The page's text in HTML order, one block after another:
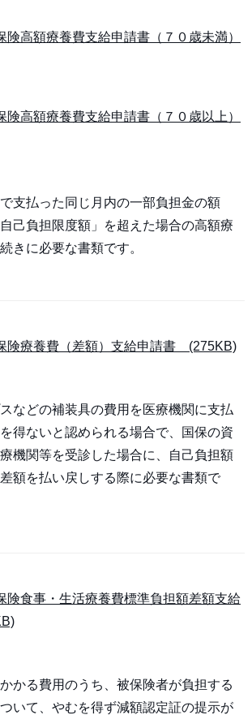
険高額療養費支給申請書（７０歳未満）
険高額療養費支給申請書（７０歳以上）
支払った同じ月内の一部負担金の額
己負担限度額」を超えた場合の高額療
きに必要な書類です。
険療養費（差額）支給申請書 (275KB)
などの補装具の費用を医療機関に支払
得ないと認められる場合で、国保の資
機関等を受診した場合に、自己負担額
額を払い戻しする際に必要な書類で
険食事・生活療養費標準負担額差額支給
かる費用のうち、被保険者が負担する
ついて、やむを得ず減額認定証の提示が